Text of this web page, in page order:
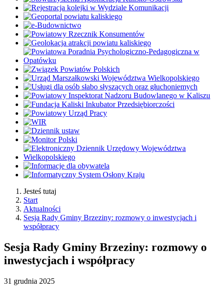
Jesteś tutaj
Start
Aktualności
Sesja Rady Gminy Brzeziny: rozmowy o inwestycjach i
współpracy
Sesja Rady Gminy Brzeziny: rozmowy o
inwestycjach i współpracy
31 grudnia 2025